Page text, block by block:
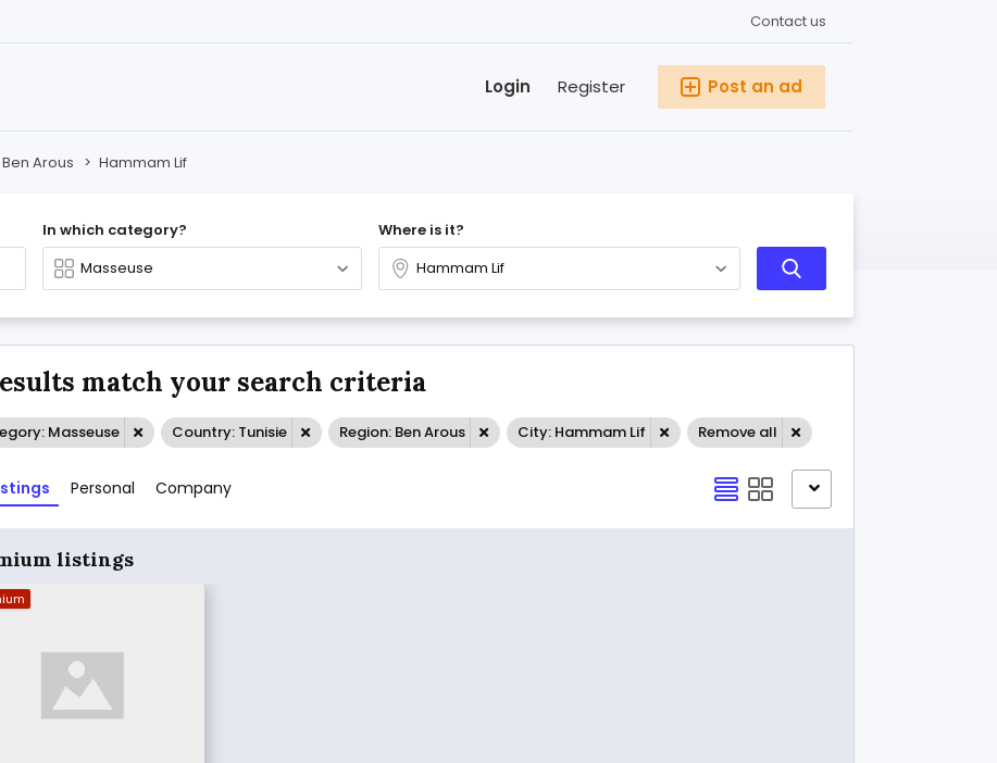
Contact us
Post an ad
Register
Login
Ben Arous > Hammam Lif
In which category? Where is it?
match your search criteria
Masseuse Country: Tunisie Region: Ben Arous City: Hammam Lif Remove all
Personal Company
listings